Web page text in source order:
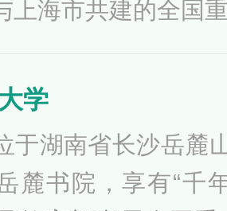
上海市共建的全国
划、101计划、强
计划、卓越工程
育培养计划、卓越
新性实验计划、国
学
于湖南省长沙岳麓
麓书院，享有“千